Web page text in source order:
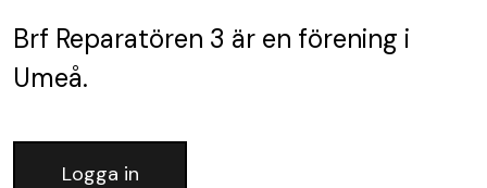
Brf Reparatören 3 är en förening i
Umeå.
Logga in